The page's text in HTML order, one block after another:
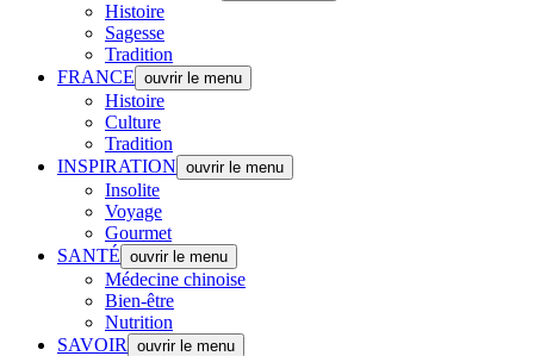
Histoire
Sagesse
Tradition
FRANCE ouvrir le menu
Histoire
Culture
Tradition
INSPIRATION ouvrir le menu
Insolite
Voyage
Gourmet
SANTÉ ouvrir le menu
Médecine chinoise
Bien-être
Nutrition
SAVOIR
ouvrir le menu